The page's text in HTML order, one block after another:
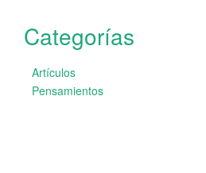
Categorías
Artículos
Pensamientos